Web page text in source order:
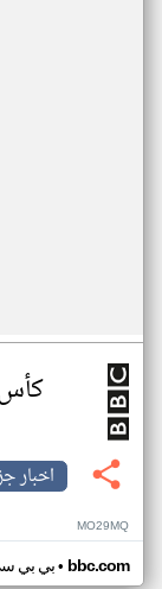
كأس
اخبار
MO29MQ
بي بي• bbc.com